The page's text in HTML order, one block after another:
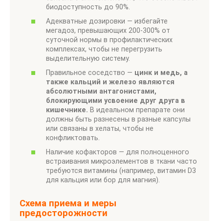
биодоступность до 90%.
Адекватные дозировки — избегайте
мегадоз, превышающих 200-300% от
суточной нормы в профилактических
комплексах, чтобы не перегрузить
выделительную систему.
Правильное соседство — цинк и медь, а
также кальций и железо являются
абсолютными антагонистами,
блокирующими усвоение друг друга в
кишечнике. В идеальном препарате они
должны быть разнесены в разные капсулы
или связаны в хелаты, чтобы не
конфликтовать.
Наличие кофакторов — для полноценного
встраивания микроэлементов в ткани часто
требуются витамины (например, витамин D3
для кальция или бор для магния).
Схема приема и меры
предосторожности